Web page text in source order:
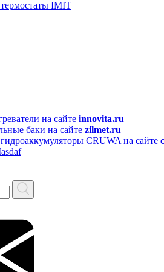
IMIT
на сайте innovita.ru
баки на сайте zilmet.ru
CRUWA на сайте